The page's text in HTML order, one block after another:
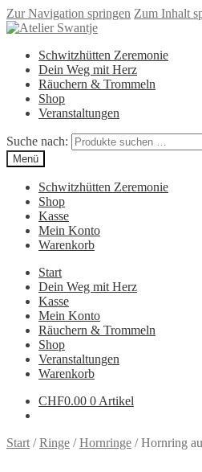
Zur Navigation springen Zum Inhalt
Schwitzhütten Zeremonie
Dein Weg mit Herz
Räuchern & Trommeln
Shop
Veranstaltungen
Suche nach:
Menü
Schwitzhütten Zeremonie
Shop
Kasse
Mein Konto
Warenkorb
Start
Dein Weg mit Herz
Kasse
Mein Konto
Räuchern & Trommeln
Shop
Veranstaltungen
Warenkorb
CHF0.00 0 Artikel
Start /Ringe /Hornringe /Hornring